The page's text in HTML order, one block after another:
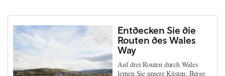
Entdecken Sie die
Routen des Wales
Way
Auf drei Routen durch Wales
lernen Sie unsere Küsten, Berge